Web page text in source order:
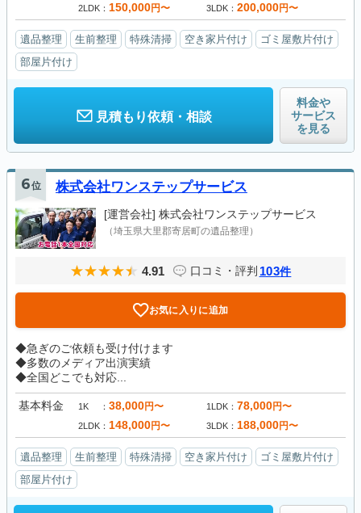
2LDK 150,000円〜 3LDK 200,000円〜
遺品整理 生前整理 特殊清掃 空き家片付け
ゴミ屋敷片付け
部屋片付け
見積もり依頼・相談
料金や
サービス
を見る
6位 株式会社ワンステップサービス
[運営会社] 株式会社ワンステップサービス
（埼玉県大里郡寄居町の遺品整理）
4.91 口コミ・評判 103件
お気に入りに追加
◆急ぎのご依頼も受け付けます
◆多数のメディア出演実績
◆全国どこでも対応...
基本料金 1K 38,000円〜 1LDK 78,000円〜
2LDK 148,000円〜 3LDK 188,000円〜
遺品整理 生前整理 特殊清掃 空き家片付け
ゴミ屋敷片付け
部屋片付け